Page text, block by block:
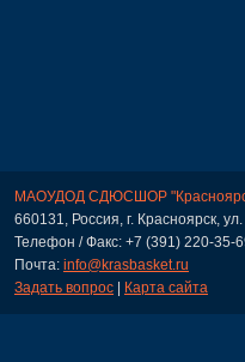
МАОУДОД СДЮСШОР
660131, Россия, г. Красноярск,
Телефон / Факс: +7 (391) 220-35-
Почта: info@krasbasket.ru
Задать вопрос | Карта сайта